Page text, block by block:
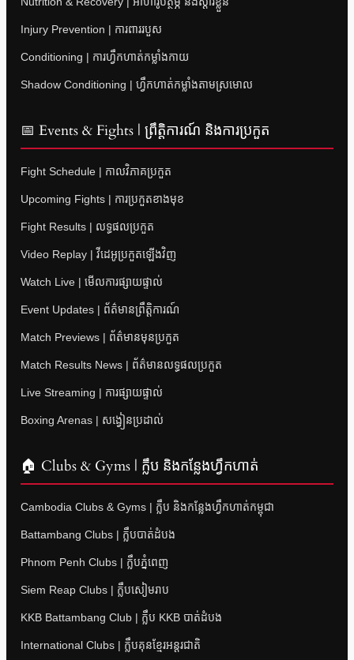
Injury Prevention | ការពាររបួស
Conditioning | ការហ្វឹកហាត់កម្លាំងកាយ
Shadow Conditioning | ហ្វឹកហាត់កម្លាំងតាមស្រមោល
📅 Events & Fights | ព្រឹត្តិការណ៍ និងការប្រកួត
Fight Schedule | កាលវិភាគប្រកួត
Upcoming Fights | ការប្រកួតខាងមុខ
Fight Results | លទ្ធផលប្រកួត
Video Replay | វីដេអូប្រកួតឡើងវិញ
Watch Live | មើលការផ្សាយផ្ទាល់
Event Updates | ព័ត៌មានព្រឹត្តិការណ៍
Match Previews | ព័ត៌មានមុនប្រកួត
Match Results News | ព័ត៌មានលទ្ធផលប្រកួត
Live Streaming | ការផ្សាយផ្ទាល់
Boxing Arenas | សង្វៀនប្រដាល់
🏠 Clubs & Gyms | ក្លឹប និងកន្លែងហ្វឹកហាត់
Cambodia Clubs & Gyms | ក្លឹប និងកន្លែងហ្វឹកហាត់កម្ពុជា
Battambang Clubs | ក្លឹបបាត់ដំបង
Phnom Penh Clubs | ក្លឹបភ្នំពេញ
Siem Reap Clubs | ក្លឹបសៀមរាប
KKB Battambang Club | ក្លឹប KKB បាត់ដំបង
International Clubs | ក្លឹបគុនខ្មែរអន្តរជាតិ